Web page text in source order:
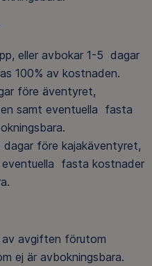
eller avbokar 1-5 dagar
100% av kostnaden.
före äventyret,
samt eventuella fasta
dagar före kajakäventyret,
fasta kostnader
av avgiften förutom
ej är avbokningsbara.